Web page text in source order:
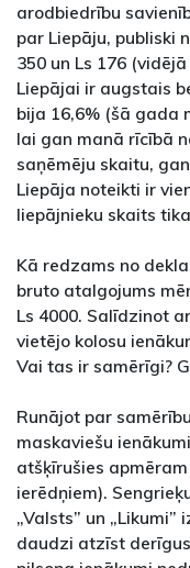
arodbiedrību
par Liepāju, publiski
350 un Ls 176
Liepājai ir augstais
bija 16,6% (šā gada
lai gan manā rīcībā
saņēmēju skaitu,
Liepāja noteikti ir
liepājnieku skaits
Kā redzams no
bruto atalgojums
Ls 4000. Salīdzinot
vietējo kolosu
Vai tas ir samērīgi?
Runājot par
maskaviešu
atšķīrušies
ierēdņiem).
„Valsts” un
daudzi atzīst